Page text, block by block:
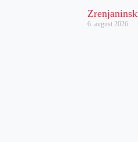
6. avgust 2026.